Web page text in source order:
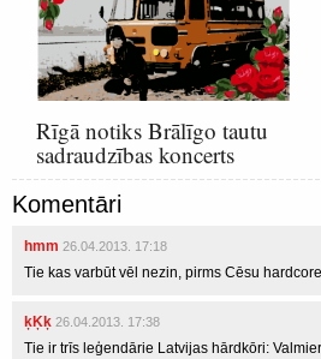
Rīgā notiks Brālīgo tautu
sadraudzības koncerts
Komentāri
hmm 26.04.2013. 17:18
Tie kas varbūt vēl nezin, pirms Cēsu
ķĶķ 26.04.2013. 17:38
Tie ir trīs leģendārie Latvijas hārdkōri: